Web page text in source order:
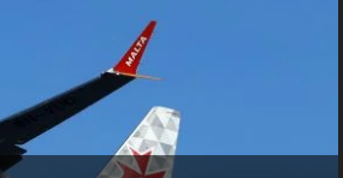
nella
routine
acrobatica
squadre